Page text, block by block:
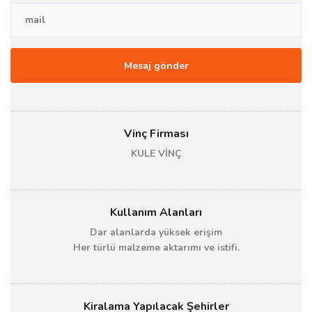
Vinç Firması
KULE VİNÇ
Kullanım Alanları
Dar alanlarda yüksek erişim
Her türlü malzeme aktarımı ve istifi.
Kiralama Yapılacak Şehirler